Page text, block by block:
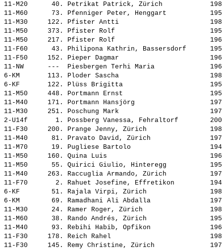
11-M20      40. Petrikat Patrick, Zürich
11-M60      73. Pfenniger Peter, Henggart
11-M30     122. Pfister Antti
11-M50     373. Pfister Rolf
11-M50     217. Pfister Rolf
11-F60      43. Philipona Kathrin, Bassersdorf
11-F50     152. Pieper Dagmar
11-NW      --- Piesbergen Terhi Maria
6-KM       113. Ploder Sascha
6-KF       122. Plüss Brigitta
11-M50     448. Portmann Ernst
11-M40     171. Portmann Hansjörg
11-M30     251. Poschung Mark
2-U14f       1. Possberg Vanessa, Fehraltorf
11-F30     200. Prange Jenny, Zürich
11-M40      81. Pravato David, Zürich
11-M70      19. Pugliese Bartolo
11-M50     160. Quina Luis
11-M50      55. Quirici Giulio, Hinteregg
11-M40     263. Raccuglia Armando, Zürich
11-F70       2. Rahuet Josefine, Effretikon
6-KF        51. Rajala Virpi, Zürich
6-KM        69. Ramadhani Ali Abdalla
11-M30      24. Ramer Roger, Zürich
11-M60      38. Rando Andrés, Zürich
11-M40      93. Rebihi Habib, Opfikon
11-F30     178. Reich Rahel
11-F30     145. Remy Christine, Zürich